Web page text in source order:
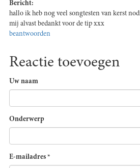
Bericht:
hallo ik heb nog veel songtesten van kerst
mij alvast bedankt voor de tip xxx
beantwoorden
Reactie toevoegen
Uw naam
Onderwerp
E-mailadres *